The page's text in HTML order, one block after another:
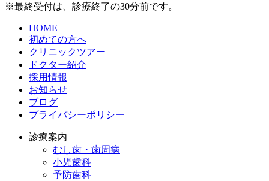
※最終受付は、診療終了の30分前です。
HOME
初めての方へ
クリニックツアー
ドクター紹介
採用情報
お知らせ
ブログ
プライバシーポリシー
診療案内
むし歯・歯周病
小児歯科
予防歯科